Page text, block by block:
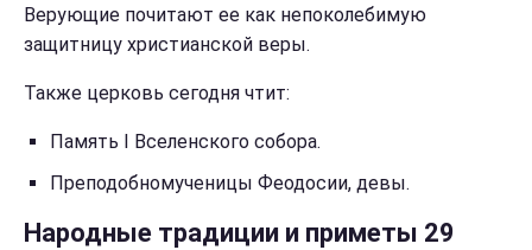
Верующие почитают ее как непоколебимую
защитницу христианской веры.
Также церковь сегодня чтит:
Память I Вселенского собора.
Преподобномученицы Феодосии, девы.
Народные традиции и приметы 29